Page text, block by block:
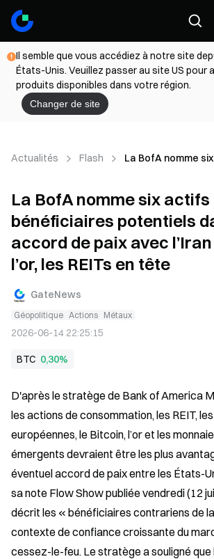
Il semble que vous accédiez à notre site
États-Unis. Veuillez passer au site US pour
produits disponibles dans votre région.
Changer de site
Actualités Flash La BofA nomme
La BofA nomme six actifs
bénéficiaires potentiels
accord de paix avec
l’or, les REITs en tête
GateNews
Géopolitique Actions Métaux
2026-06-14 22:25:15
BTC 0,30%
D'après le stratège de Bank of America
les actions de consommation, les REIT,
européennes, le Bitcoin, l’or et les
émergents devraient être les plus
éventuel accord de paix entre les États-
sa note Flow Show publiée vendredi (12
décrit les « bénéficiaires contrariens de
contexte de confiance croissante du
cessez-le-feu. Le stratège a souligné que